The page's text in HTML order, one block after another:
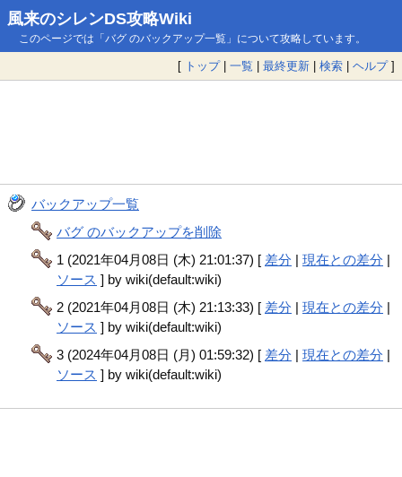
風来のシレンDS攻略Wiki
このページでは「バグ のバックアップ一覧」について攻略しています。
[ トップ| 一覧 | 最終更新 | 検索 | ヘルプ]
バックアップ一覧
バグ のバックアップを削除
1 (2021年04月08日 (木) 21:01:37) [ 差分 |現在との差分 |
ソース ] by wiki(default:wiki)
2 (2021年04月08日 (木) 21:13:33) [ 差分 |現在との差分 |
ソース ] by wiki(default:wiki)
3 (2024年04月08日 (月) 01:59:32) [ 差分 |現在との差分 |
ソース ] by wiki(default:wiki)